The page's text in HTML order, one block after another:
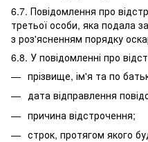
6.7. Повідомлення про
третьої особи, яка подала
з роз'ясненням порядку
6.8. У повідомленні про
прізвище, ім'я та по
дата відправлення
причина відстрочення;
строк, протягом якого